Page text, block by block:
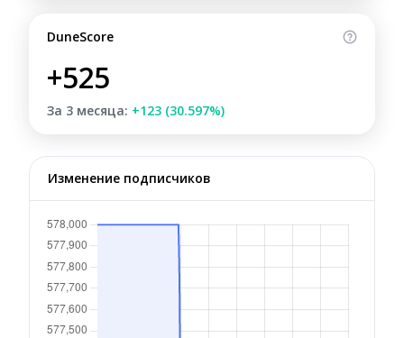
DuneScore
+525
За 3 месяца: +123 (30.597%)
Изменение подписчиков